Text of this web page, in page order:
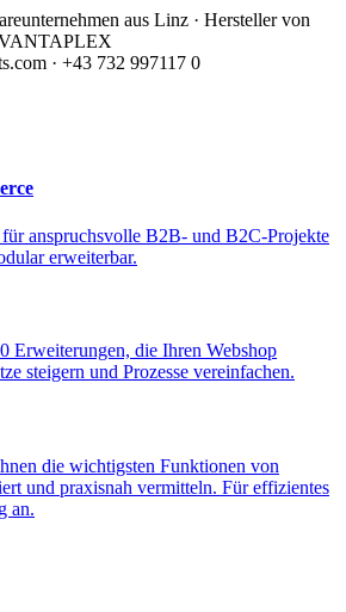
aus Linz · Hersteller von
· +43 732 997117 0
anspruchsvolle B2B- und B2C-Projekte
erweiterbar.
Erweiterungen, die Ihren Webshop
steigern und Prozesse vereinfachen.
die wichtigsten Funktionen von
und praxisnah vermitteln. Für effizientes
an.